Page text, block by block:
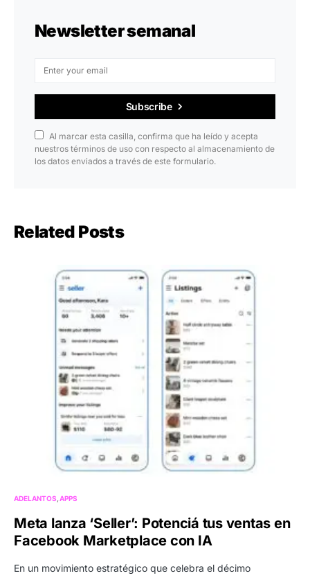
Newsletter semanal
Subscribe
Al marcar esta casilla, confirma que ha leído y acepta
nuestros términos de uso con respecto al almacenamiento de
los datos enviados a través de este formulario.
Related Posts
ADELANTOS APPS
Meta lanza ‘Seller’: Potenciá tus ventas en
Facebook Marketplace con IA
En un movimiento estratégico que celebra el décimo